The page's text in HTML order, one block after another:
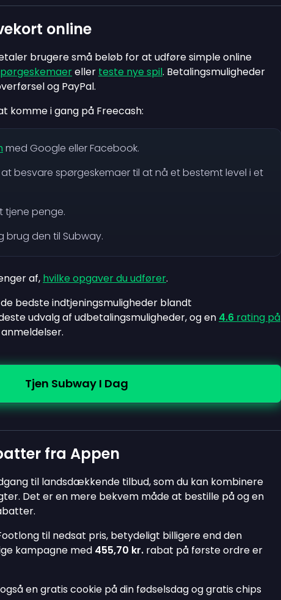
online
brugere små beløb for at udføre simple online
eller teste nye spil. Betalingsmuligheder
og PayPal.
komme i gang på Freecash:
med Google eller Facebook.
besvare spørgeskemaer til at nå et bestemt level i et
tjene penge.
brug den til Subway.
af, hvilke opgaver du udfører.
bedste indtjeningsmuligheder blandt
udvalg af udbetalingsmuligheder, og en 4.6 rating på
anmeldelser.
Tjen Subway I Dag
fra Appen
til landsdækkende tilbud, som du kan kombinere
Det er en mere bekvem måde at bestille på og en
til nedsat pris, betydeligt billigere end den
kampagne med 455,70 kr. rabat på første ordre er
en gratis cookie på din fødselsdag og gratis chips